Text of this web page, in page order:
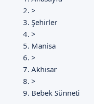
>
Şehirler
>
Manisa
>
Akhisar
>
Bebek Sünneti